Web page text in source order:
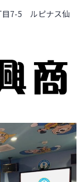
目7-5 ルピナス仙